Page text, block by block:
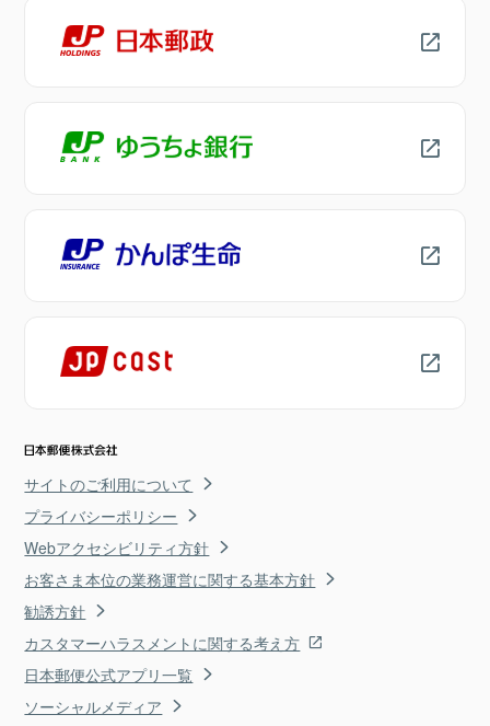
サイトのご利用について
プライバシーポリシー
Webアクセシビリティ方針
お客さま本位の業務運営に関する基本方針
勧誘方針
カスタマーハラスメントに関する考え方
日本郵便公式アプリ一覧
ソーシャルメディア